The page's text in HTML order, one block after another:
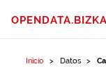
Inicio Datos